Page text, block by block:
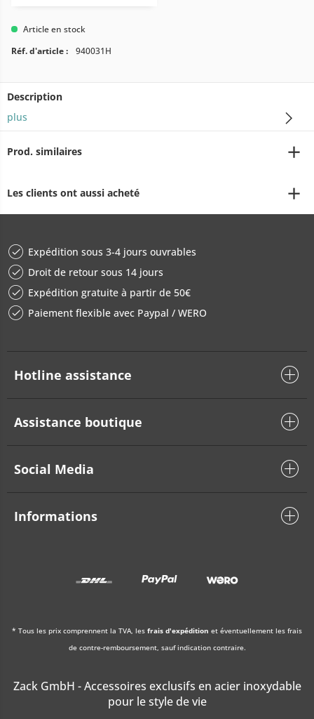
Article en stock
Réf. d'article :
940031H
Description
plus
Prod. similaires
Les clients ont aussi acheté
Expédition sous 3-4 jours ouvrables
Droit de retour sous 14 jours
Expédition gratuite à partir de 50€
Paiement flexible avec Paypal / WERO
Hotline assistance
Assistance boutique
Social Media
Informations
* Tous les prix comprennent la TVA, les frais d'expédition et éventuellement les frais
de contre-remboursement, sauf indication contraire.
Zack GmbH - Accessoires exclusifs en acier inoxydable
pour le style de vie